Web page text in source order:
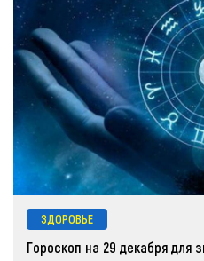
ЗДОРОВЬЕ
Гороскоп на 29 декабря для